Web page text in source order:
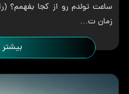
ساعت تولدم رو از کجا بفهمم؟
زمان ت…
بیشتر